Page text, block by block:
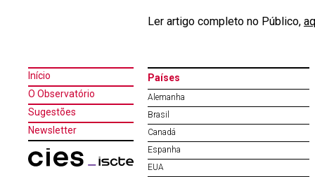
Ler artigo completo no Público,
Início
O Observatório
Sugestões
Newsletter
Países
Alemanha
Brasil
Canadá
Espanha
EUA